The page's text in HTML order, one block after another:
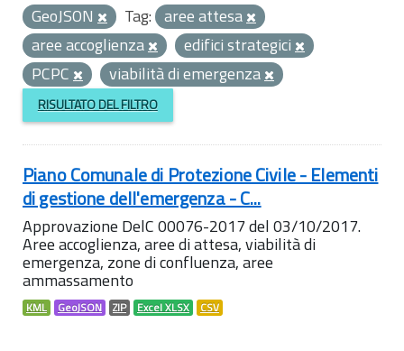
GeoJSON
Tag: aree attesa
aree accoglienza
edifici strategici
PCPC
viabilità di emergenza
RISULTATO DEL FILTRO
Piano Comunale di Protezione Civile - Elementi
di gestione dell'emergenza - C...
Approvazione DelC 00076-2017 del 03/10/2017.
Aree accoglienza, aree di attesa, viabilità di
emergenza, zone di confluenza, aree
ammassamento
KML GeoJSON ZIP Excel XLSX CSV